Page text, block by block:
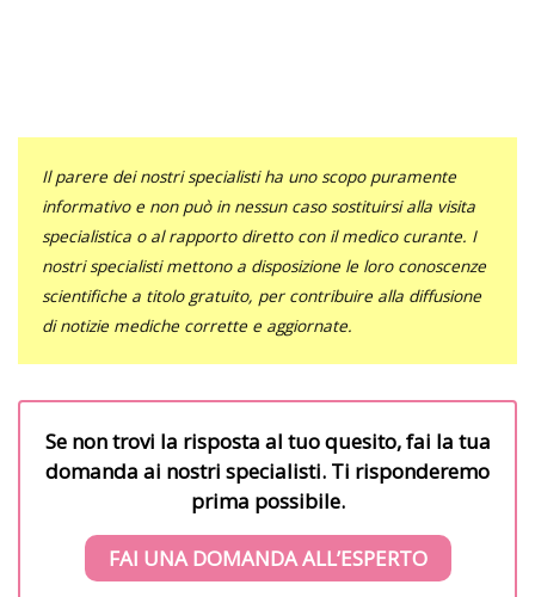
Il parere dei nostri specialisti ha uno scopo puramente
informativo e non può in nessun caso sostituirsi alla visita
specialistica o al rapporto diretto con il medico curante. I
nostri specialisti mettono a disposizione le loro conoscenze
scientifiche a titolo gratuito, per contribuire alla diffusione
di notizie mediche corrette e aggiornate.
Se non trovi la risposta al tuo quesito, fai la tua
domanda ai nostri specialisti. Ti risponderemo
prima possibile.
FAI UNA DOMANDA ALL’ESPERTO